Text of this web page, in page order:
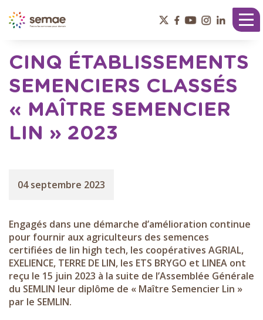
CINQ ÉTABLISSEMENTS
SEMENCIERS CLASSÉS
« MAÎTRE SEMENCIER
LIN » 2023
04 septembre 2023
Engagés dans une démarche d’amélioration continue
pour fournir aux agriculteurs des semences
certifiées de lin high tech, les coopératives AGRIAL,
EXELIENCE, TERRE DE LIN, les ETS BRYGO et LINEA ont
reçu le 15 juin 2023 à la suite de l’Assemblée Générale
du SEMLIN leur diplôme de « Maître Semencier Lin »
par le SEMLIN.